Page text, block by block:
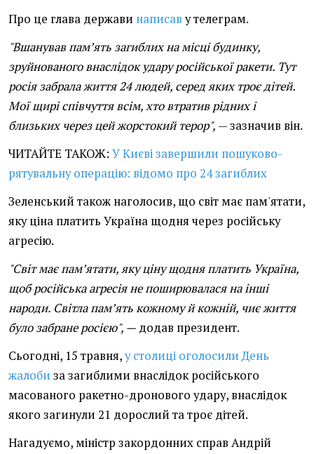
Про це глава держави написаву телеграм.
"Вшанував пам’ять загиблих на місці будинку,
зруйнованого внаслідок удару російської ракети. Тут
росія забрала життя 24 людей, серед яких троє дітей.
Мої щирі співчуття всім, хто втратив рідних і
близьких через цей жорстокий терор", — зазначив він.
ЧИТАЙТЕ ТАКОЖ: У Києві завершили пошуково-
рятувальну операцію: відомо про 24 загиблих
Зеленський також наголосив, що світ має пам'ятати,
яку ціна платить Україна щодня через російську
агресію.
"Світ має пам’ятати, яку ціну щодня платить Україна,
щоб російська агресія не поширювалася на інші
народи. Світла пам’ять кожному й кожній, чиє життя
було забране росією", — додав президент.
Сьогодні, 15 травня,у столиці оголосили День
жалоби за загиблими внаслідок російського
масованого ракетно-дронового удару, внаслідок
якого загинули 21 дорослий та троє дітей.
Нагадуємо, міністр закордонних справ Андрій